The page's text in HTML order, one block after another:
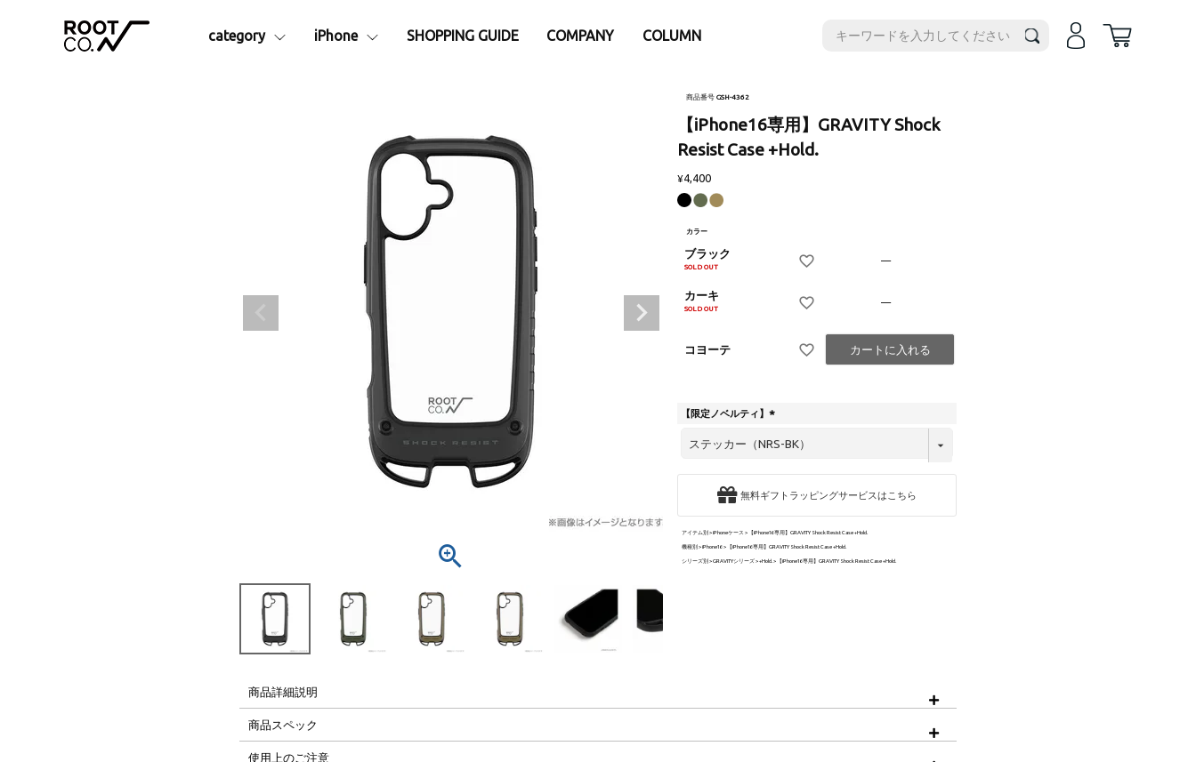
category
Apple Watch専用アクセサリー
アクセサリー・小物
├カラビナ
├ショルダー・ネックストラップ
├MagSafe関連アクセサリー
├ストラップ
├液晶保護ガラスフィルム
├インナーシート
└その他
ランタン・充電器・バッテリー
予備・交換パーツ
アパレル・ウェア類
- Tシャツ
- ロングスリープTシャツ
- スウェット
- アウター
- ロングパンツ
- ショーツ
iPhone17e
iPhone16
iPhone16Pro
iPhone15
iPhone
iPhone16ProMax
iPhone15Pro
iPhone15ProMax
iPhone14Pro
SHOPPING GUIDE COMPANY COLUMN
商品番号 GSH-4362
【iPhone16専用】GRAVITY Shock
Resist Case +Hold.
¥4,400
カラー
ブラック
SOLD OUT
—
カーキ
SOLD OUT
—
コヨーテ カートに入れる
【限定ノベルティ】
必
無料ギフトラッピングサービスはこちら
アイテム別 iPhoneケース 【iPhone16専用】GRAVITY Shock Resist Case +Hold.
機種別 iPhone16 【iPhone16専用】GRAVITY Shock Resist Case +Hold.
シリーズ別 GRAVITYシリーズ +Hold. 【iPhone16専用】GRAVITY Shock Resist Case +Hold.
商品詳細説明
商品スペック
使用上のご注意